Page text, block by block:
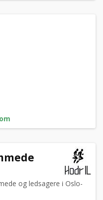
og ledsagere i Oslo-